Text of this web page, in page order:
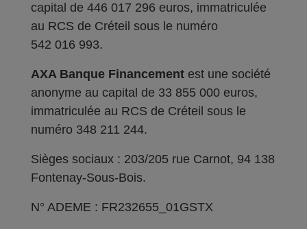
capital de 446 017 296 euros, immatriculée
au RCS de Créteil sous le numéro
542 016 993.
AXA Banque Financement est une société
anonyme au capital de 33 855 000 euros,
immatriculée au RCS de Créteil sous le
numéro 348 211 244.
Sièges sociaux : 203/205 rue Carnot, 94 138
Fontenay-Sous-Bois.
N° ADEME : FR232655_01GSTX